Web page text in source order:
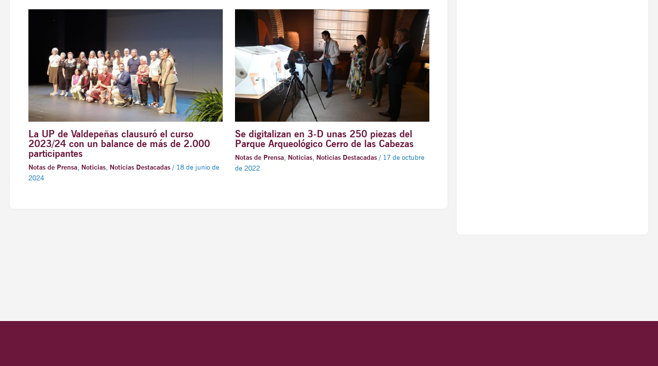
La UP de Valdepeñas clausuró el curso
2023/24 con un balance de más de 2.000
participantes
Notas de Prensa, Noticias, Noticias Destacadas/ 18 de junio de
2024
Se digitalizan en 3-D unas 250 piezas del
Parque Arqueológico Cerro de las Cabezas
Notas de Prensa, Noticias, Noticias Destacadas/ 17 de octubre
de 2022